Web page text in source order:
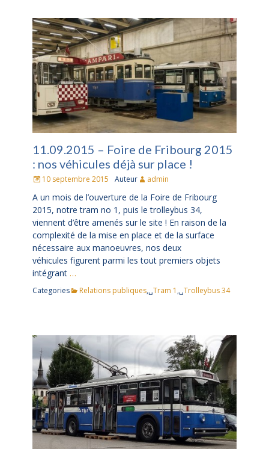
11.09.2015 – Foire de Fribourg 2015
: nos véhicules déjà sur place !
Posté10 septembre 2015 Auteur admin
A un mois de l’ouverture de la Foire de Fribourg
2015, notre tram no 1, puis le trolleybus 34,
viennent d’être amenés sur le site ! En raison de la
complexité de la mise en place et de la surface
nécessaire aux manoeuvres, nos deux
véhicules figurent parmi les tout premiers objets
intégrant …
Categories Relations publiques,␣Tram 1 ,␣Trolleybus 34